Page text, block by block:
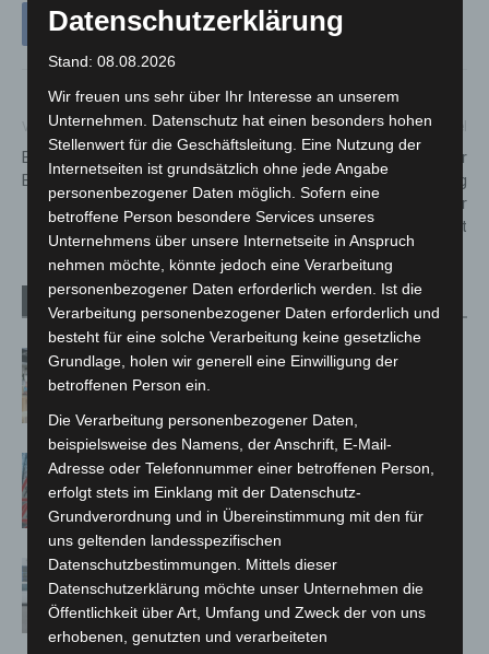
Vorheriger Artikel
Bürgermeister Heuer lädt zur
Bürgersprechstunde
Nächster Artikel
Feuerwehr Hannover
verhindert Brandausbreitung
bei Küchenbrand in der
Südstadt
Verwandte Artikel
Kunst trifft Weingenuss: Barbara-
Susann Mehring zeigt ihre Werke im
Jacques’ Wein-Depot Isernhagen
A2: Zweite Turbobaustelle startet
zwischen Hannover-West und
Bothfeld
Niedersachsen: Feuerwehrkräfte
kehren nach Waldbrandeinsatz aus
Spanien zurück
Datenschutzerklärung
Stand: 08.08.2026
Wir freuen uns sehr über Ihr Interesse an unserem
Unternehmen. Datenschutz hat einen besonders hohen
Stellenwert für die Geschäftsleitung. Eine Nutzung der
Internetseiten ist grundsätzlich ohne jede Angabe
personenbezogener Daten möglich. Sofern eine
betroffene Person besondere Services unseres
Unternehmens über unsere Internetseite in Anspruch
nehmen möchte, könnte jedoch eine Verarbeitung
personenbezogener Daten erforderlich werden. Ist die
Verarbeitung personenbezogener Daten erforderlich und
besteht für eine solche Verarbeitung keine gesetzliche
Grundlage, holen wir generell eine Einwilligung der
betroffenen Person ein.
Die Verarbeitung personenbezogener Daten,
beispielsweise des Namens, der Anschrift, E-Mail-
Adresse oder Telefonnummer einer betroffenen Person,
erfolgt stets im Einklang mit der Datenschutz-
Grundverordnung und in Übereinstimmung mit den für
uns geltenden landesspezifischen
Datenschutzbestimmungen. Mittels dieser
Datenschutzerklärung möchte unser Unternehmen die
Öffentlichkeit über Art, Umfang und Zweck der von uns
erhobenen, genutzten und verarbeiteten